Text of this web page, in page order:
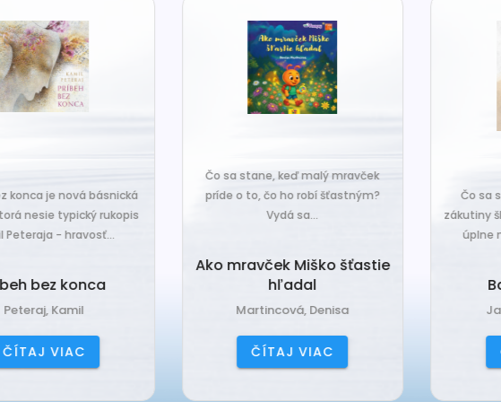
Čo sa stane, keď malý mravček
príde o to, čo ho robí šťastným?
Ako mravček Miško šťastie
Čo sa stane, keď sa do
zákutiny škriatkov prisťahuje
úplne nový? Babka